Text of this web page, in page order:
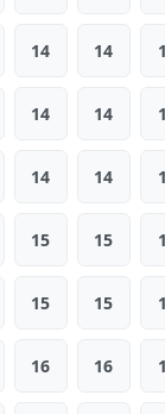
14 14
14 14
14 14
15 15
15 15
16 16